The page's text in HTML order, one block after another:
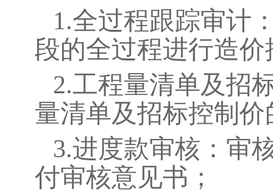
1.全过程跟踪审计
段的全过程进行造
2.工程量清单及招
量清单及招标控制
3.进度款审核：审
付审核意见书；